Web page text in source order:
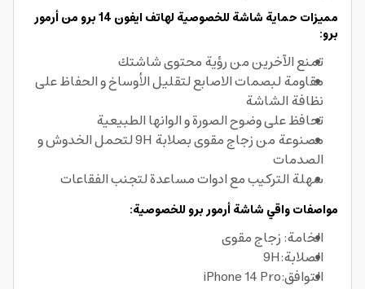
مميزات حماية شاشة للخصوصية لهاتف ايفون 14 برو من أرمور
برو:
تمنع الآخرين من رؤية محتوى شاشتك
مقاومة لبصمات الاصابع لتقليل الأوساخ و الحفاظ على
نظافة الشاشة
تحافظ على وضوح الصورة و الوانها الطبيعية
مصنوعة من زجاج مقوى بصلابة 9H لتحمل الخدوش و
الصدمات
سهلة التركيب مع ادوات مساعدة لتجنب الفقاعات
مواصفات واقي شاشة أرمور برو للخصوصية:
الخامة: زجاج مقوى
الصلابة:9H
التوافق:iPhone 14 Pro